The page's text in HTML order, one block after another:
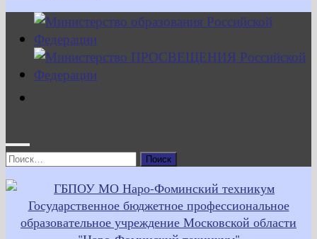
Найти: